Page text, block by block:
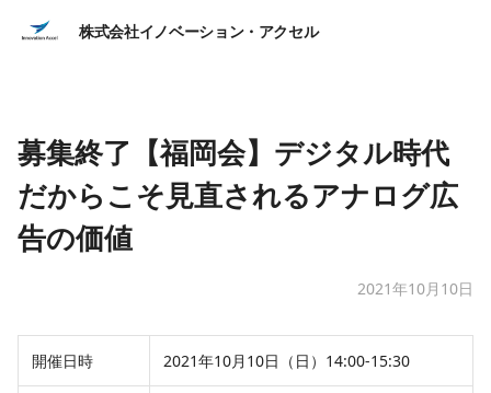
株式会社イノベーション・アクセル
募集終了【福岡会】デジタル時代
だからこそ見直されるアナログ広
告の価値
2021年10月10日
開催日時 2021年10月10日（日）14:00-15:30